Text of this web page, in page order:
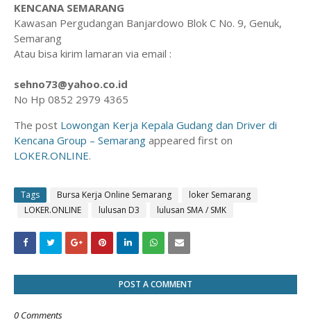
KENCANA SEMARANG
Kawasan Pergudangan Banjardowo Blok C No. 9, Genuk,
Semarang
Atau bisa kirim lamaran via email :
sehno73@yahoo.co.id
No Hp 0852 2979 4365
The post Lowongan Kerja Kepala Gudang dan Driver di
Kencana Group – Semarang appeared first on
LOKER.ONLINE.
Tags Bursa Kerja Online Semarang
loker Semarang
LOKER.ONLINE
lulusan D3 lulusan SMA / SMK
POST A COMMENT
0 Comments